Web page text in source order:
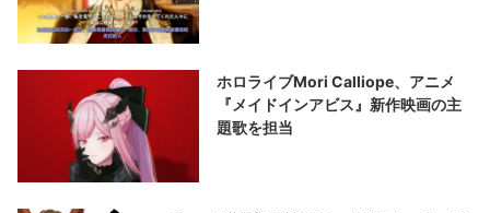
ホロライブMori Calliope、アニメ
『メイドインアビス』新作映画の主
題歌を担当